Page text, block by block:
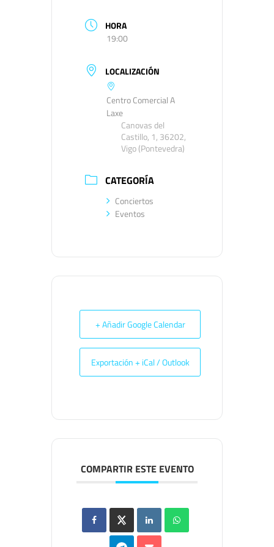
HORA
19:00
LOCALIZACIÓN
Centro Comercial A
Laxe
Canovas del
Castillo, 1, 36202,
Vigo (Pontevedra)
CATEGORÍA
Conciertos
Eventos
+ Añadir Google Calendar
Exportación + iCal / Outlook
COMPARTIR ESTE EVENTO